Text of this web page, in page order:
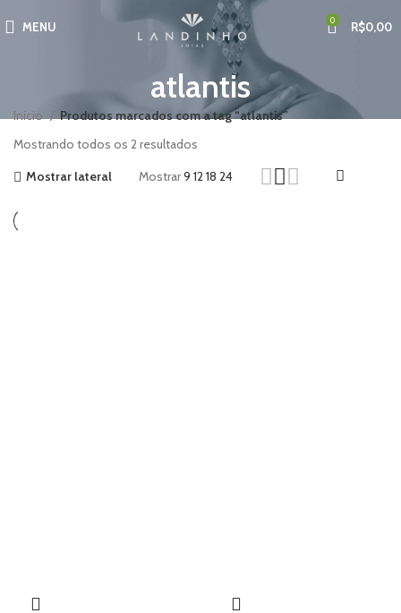
MENU 0 R$0,00
atlantis
Início
Produtos marcados com a tag “atlantis”
Mostrando todos os 2 resultados
Mostrar lateral
Mostrar9 1218 24